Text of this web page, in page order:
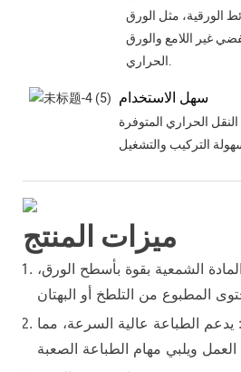
الورقية، مثل الورق
غير اللامع والورق
الحراري.
سهل الاستخدام
الحراري المتوفرة
ميزات المنتج
الشمعية بقوة بأسطح الورق،
: يدعم الطباعة عالية السرعة، مما